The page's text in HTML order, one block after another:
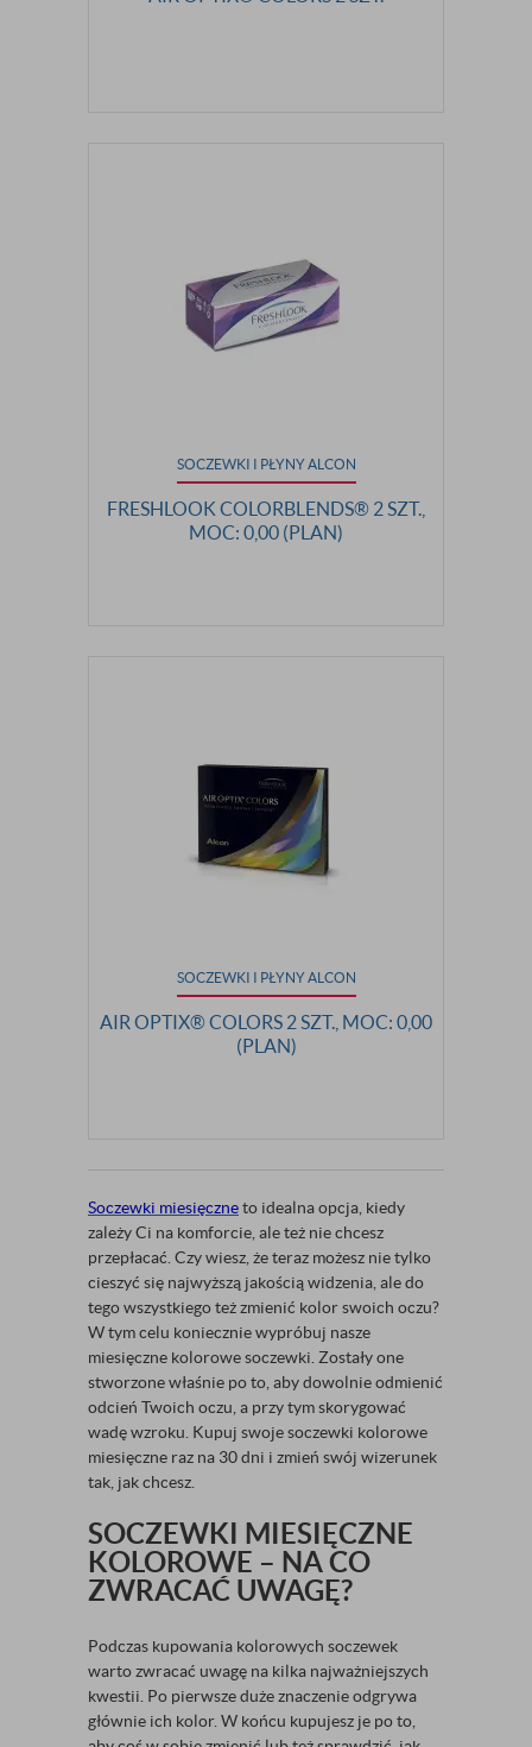
SOCZEWKI I PŁYNY ALCON
FRESHLOOK COLORBLENDS® 2 SZT.,
MOC: 0,00 (PLAN)
SOCZEWKI I PŁYNY ALCON
AIR OPTIX® COLORS 2 SZT., MOC: 0,00
(PLAN)
Soczewki miesięczneto idealna opcja, kiedy
zależy Ci na komforcie, ale też nie chcesz
przepłacać. Czy wiesz, że teraz możesz nie tylko
cieszyć się najwyższą jakością widzenia, ale do
tego wszystkiego też zmienić kolor swoich oczu?
W tym celu koniecznie wypróbuj nasze
miesięczne kolorowe soczewki. Zostały one
stworzone właśnie po to, aby dowolnie odmienić
odcień Twoich oczu, a przy tym skorygować
wadę wzroku. Kupuj swoje soczewki kolorowe
miesięczne raz na 30 dni i zmień swój wizerunek
tak, jak chcesz.
SOCZEWKI MIESIĘCZNE
KOLOROWE – NA CO
ZWRACAĆ UWAGĘ?
Podczas kupowania kolorowych soczewek
warto zwracać uwagę na kilka najważniejszych
kwestii. Po pierwsze duże znaczenie odgrywa
głównie ich kolor. W końcu kupujesz je po to,